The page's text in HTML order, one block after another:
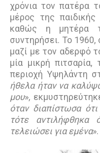
χρόνια τον πατέρα
µέρος της
καθώς η µητέρα
συντηρήσει. Το 1960,
µαζί µε τον αδερφό
µία μικρή
περιοχή Υψηλάντη
ήθελα ήταν να
μου»,
όταν διαπίστωσα ότι
τότε αντιλήφθηκα
τελειώσει για εμένα».